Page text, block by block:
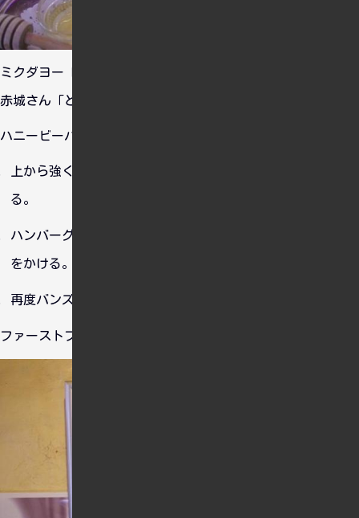
ミクダヨー「暴食散歩の時間ダヨー！」
赤城さん「とりあえず大盛りで」
ハニービーバーガーの食べ方は下記のとおり。
上から強く押して平たくなったら裏にして、バンズを取
る。
ハンバーグの上にケッチャップとマスタード、そして蜂蜜
をかける。
再度バンズで挟んでいただきます。
ファーストフードのそれと違って食べごたえがありました。